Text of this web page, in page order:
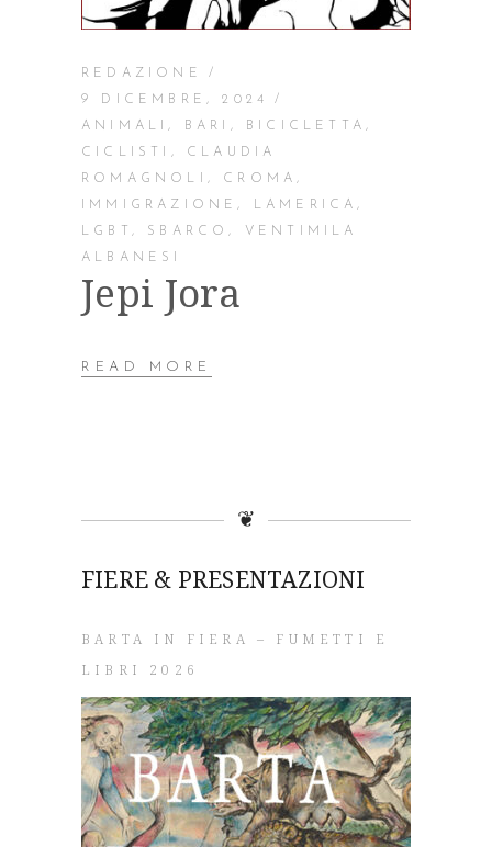
REDAZIONE
9 DICEMBRE, 2024
ANIMALI, BARI , BICICLETTA,
CICLISTI , CLAUDIA
ROMAGNOLI , CROMA,
IMMIGRAZIONE, LAMERICA,
LGBT , SBARCO, VENTIMILA
ALBANESI
Jepi Jora
READ MORE
❦
FIERE & PRESENTAZIONI
BARTA IN FIERA – FUMETTI E
LIBRI 2026